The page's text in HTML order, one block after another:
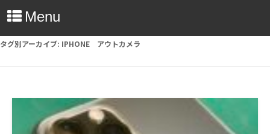
Menu
タグ別アーカイブ: IPHONE アウトカメラ